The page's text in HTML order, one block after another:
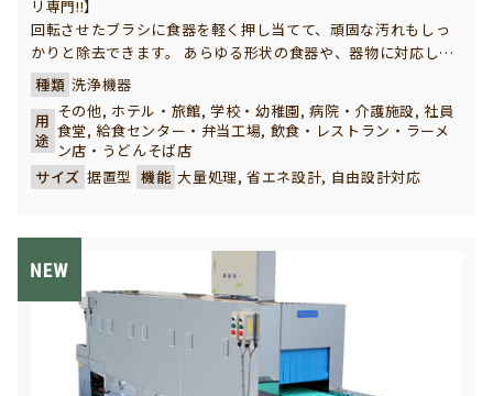
リ専門!!】
回転させたブラシに食器を軽く押し当てて、頑固な汚れもしっ
かりと除去できます。 あらゆる形状の食器や、器物に対応し、
病院様、レストラン様、給食センター様をはじめ、あらゆる調
理場で作業軽減と省力化に役立ちます。
種類 洗浄機器
用
途
その他, ホテル・旅館, 学校・幼稚園, 病院・介護施設, 社員
食堂, 給食センター・弁当工場, 飲食・レストラン・ラーメ
ン店・うどんそば店
サイズ 据置型 機能 大量処理, 省エネ設計, 自由設計対応